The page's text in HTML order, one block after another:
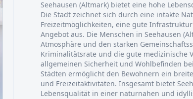
Seehausen (Altmark) bietet eine hohe
Die Stadt zeichnet sich durch eine intakte
Freizeitmöglichkeiten, eine gute
Angebot aus. Die Menschen in Seehausen
Atmosphäre und den starken
Kriminalitätsrate und die gute medizinische
allgemeinen Sicherheit und Wohlbefinden
Städten ermöglicht den Bewohnern ein
und Freizeitaktivitäten. Insgesamt bietet
Lebensqualität in einer naturnahen und